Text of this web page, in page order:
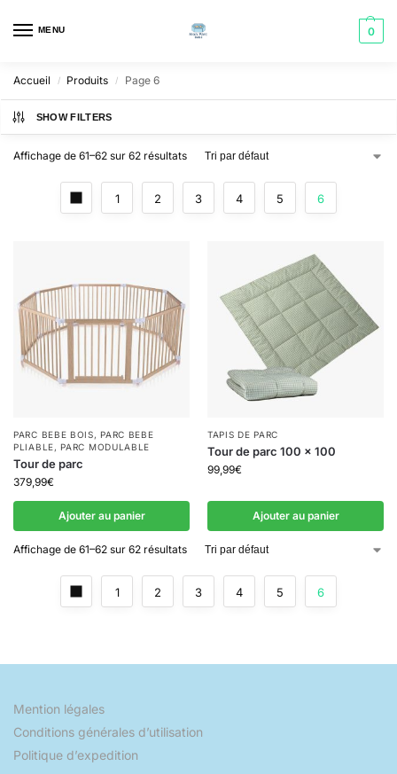
MENU 0
Accueil / Produits / Page 6
SHOW FILTERS
Affichage de 61–62 sur 62 résultats
1 2 3 4 5 6
PARC BEBE BOIS,PARC BEBE
PLIABLE,PARC MODULABLE
Tour de parc
379,99€
Ajouter au panier
TAPIS DE PARC
Tour de parc 100 x 100
99,99€
Ajouter au panier
Affichage de 61–62 sur 62 résultats
1 2 3 4 5 6
Mention légales
Conditions générales d’utilisation
Politique d’expedition